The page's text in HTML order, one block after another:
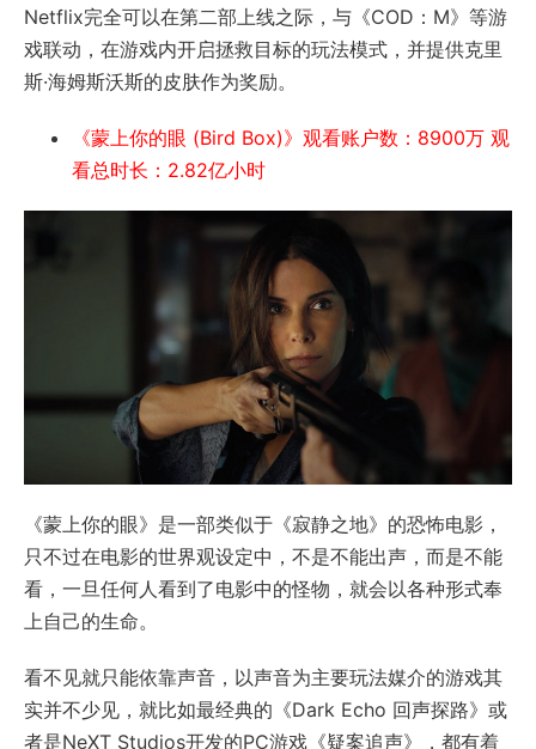
Netflix完全可以在第二部上线之际，与《COD：M》等游
戏联动，在游戏内开启拯救目标的玩法模式，并提供克里
斯·海姆斯沃斯的皮肤作为奖励。
《蒙上你的眼 (Bird Box)》观看账户数：8900万 观
看总时长：2.82亿小时
《蒙上你的眼》是一部类似于《寂静之地》的恐怖电影，
只不过在电影的世界观设定中，不是不能出声，而是不能
看，一旦任何人看到了电影中的怪物，就会以各种形式奉
上自己的生命。
看不见就只能依靠声音，以声音为主要玩法媒介的游戏其
实并不少见，就比如最经典的《Dark Echo 回声探路》或
者是NeXT Studios开发的PC游戏《疑案追声》，都有着